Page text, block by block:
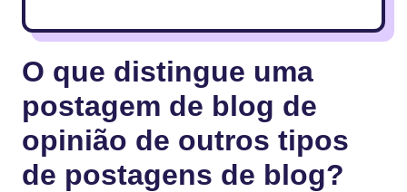
O que distingue uma
postagem de blog de
opinião de outros tipos
de postagens de blog?